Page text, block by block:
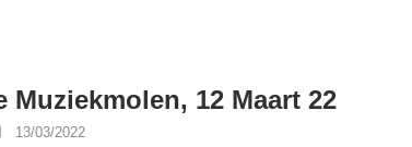
Muziekmolen, 12 Maart 22
13/03/2022